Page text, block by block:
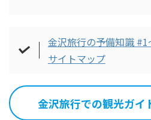
金沢旅行の予備知識 #1
サイトマップ
金沢旅行での観光ガイ